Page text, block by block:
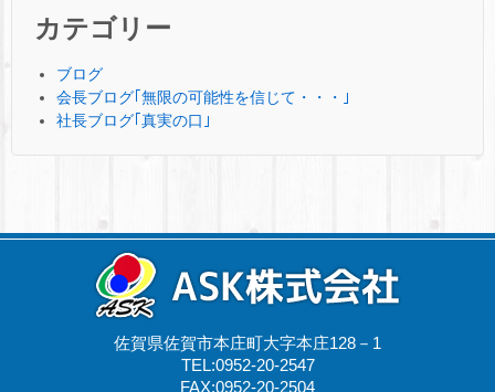
カテゴリー
ブログ
会長ブログ｢無限の可能性を信じて・・・｣
社長ブログ｢真実の口｣
佐賀県佐賀市本庄町大字本庄128－1
TEL:0952-20-2547
FAX:0952-20-2504